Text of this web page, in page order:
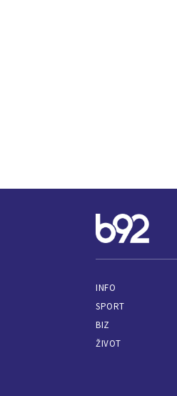
INFO
SPORT
BIZ
ŽIVOT